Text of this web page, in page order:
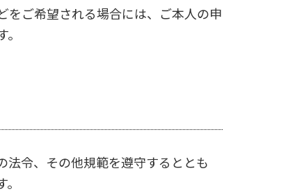
をご希望される場合には、ご本人の申
法令、その他規範を遵守するととも